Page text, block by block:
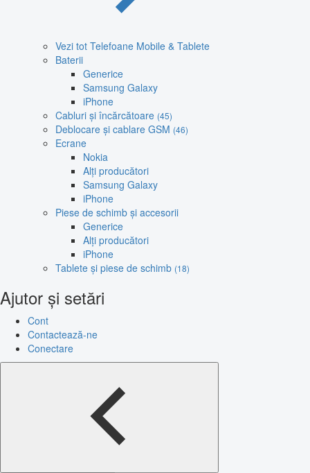
Vezi tot Telefoane Mobile & Tablete
Baterii
Generice
Samsung Galaxy
iPhone
Cabluri și încărcătoare (45)
Deblocare și cablare GSM (46)
Ecrane
Nokia
Alți producători
Samsung Galaxy
iPhone
Piese de schimb și accesorii
Generice
Alți producători
iPhone
Tablete și piese de schimb (18)
Ajutor și setări
Cont
Contactează-ne
Conectare